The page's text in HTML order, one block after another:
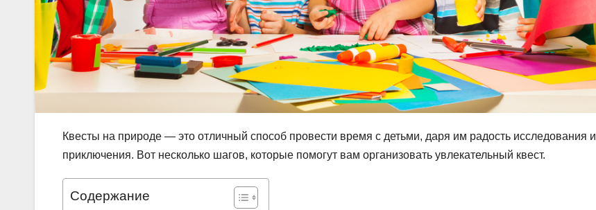
Квесты на природе — это отличный способ провести время с детьми, даря им радость исследования и
приключения. Вот несколько шагов, которые помогут вам организовать увлекательный квест.
Содержание